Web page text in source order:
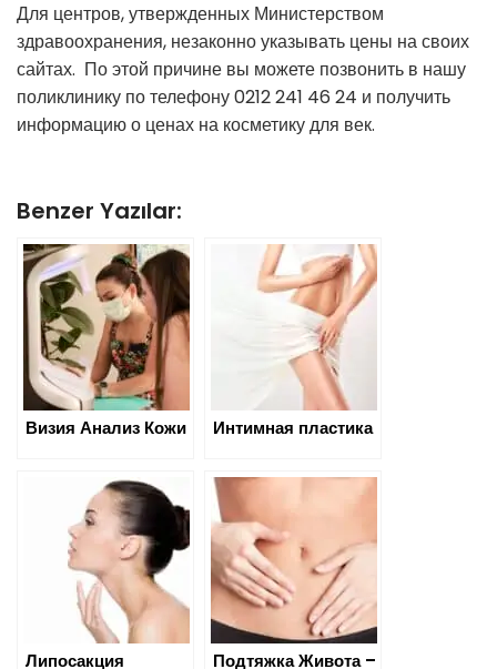
Для центров, утвержденных Министерством
здравоохранения, незаконно указывать цены на своих
сайтах. По этой причине вы можете позвонить в нашу
поликлинику по телефону 0212 241 46 24 и получить
информацию о ценах на косметику для век.
Benzer Yazılar:
Визия Анализ Кожи Интимная пластика
Липосакция
Подтяжка Живота –